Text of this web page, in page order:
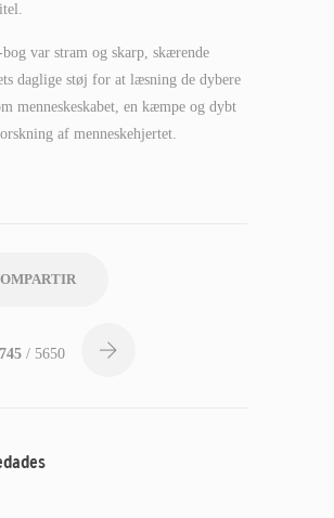
var stram og skarp, skærende
daglige støj for at læsning de dybere
menneskeskabet, en kæmpe og dybt
af menneskehjertet.
745 / 5650